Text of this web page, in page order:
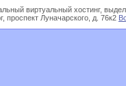
виртуальный хостинг,
проспект Луначарского, д. 76к2